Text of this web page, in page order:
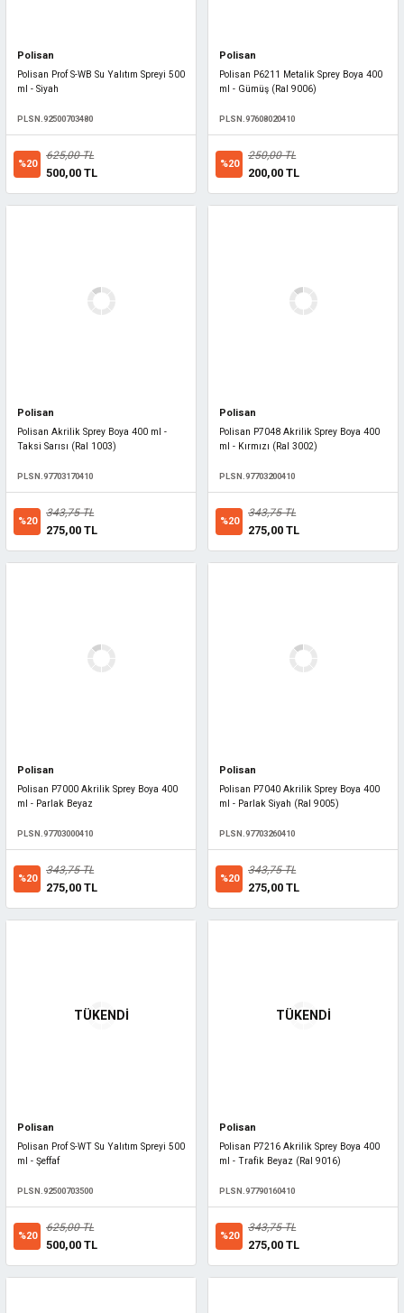
Polisan
Polisan Prof S-WB Su Yalıtım Spreyi 500
ml - Siyah
PLSN.92500703480
%20
625,00 TL
500,00 TL
Polisan
Polisan P6211 Metalik Sprey Boya 400
ml - Gümüş (Ral 9006)
PLSN.97608020410
%20
250,00 TL
200,00 TL
Polisan
Polisan Akrilik Sprey Boya 400 ml -
Taksi Sarısı (Ral 1003)
PLSN.97703170410
%20
343,75 TL
275,00 TL
Polisan
Polisan P7048 Akrilik Sprey Boya 400
ml - Kırmızı (Ral 3002)
PLSN.97703200410
%20
343,75 TL
275,00 TL
Polisan
Polisan P7000 Akrilik Sprey Boya 400
ml - Parlak Beyaz
PLSN.97703000410
%20
343,75 TL
275,00 TL
Polisan
Polisan P7040 Akrilik Sprey Boya 400
ml - Parlak Siyah (Ral 9005)
PLSN.97703260410
%20
343,75 TL
275,00 TL
TÜKENDİ
Polisan
Polisan Prof S-WT Su Yalıtım Spreyi 500
ml - Şeffaf
PLSN.92500703500
%20
625,00 TL
500,00 TL
TÜKENDİ
Polisan
Polisan P7216 Akrilik Sprey Boya 400
ml - Trafik Beyaz (Ral 9016)
PLSN.97790160410
%20
343,75 TL
275,00 TL